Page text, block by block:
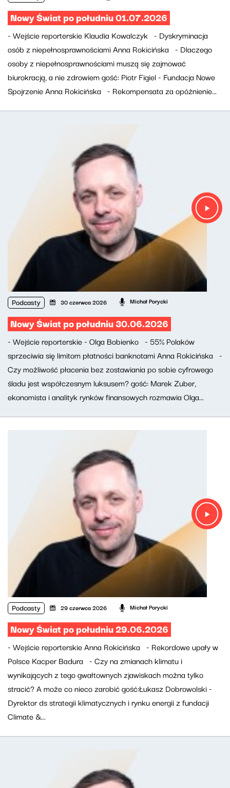
Nowy Świat po południu 01.07.2026
- Wejście reporterskie Klaudia Kowalczyk - Dyskryminacja
osób z niepełnosprawnościami Anna Rokicińska - Dlaczego
osoby z niepełnosprawnościami muszą się zajmować
biurokracją, a nie zdrowiem gość: Piotr Figiel - Fundacja Nowe
Spojrzenie Anna Rokicińska - Rekompensata za opóźnienie...
Podcasty 30 czerwca 2026 Michał Porycki
Nowy Świat po południu 30.06.2026
- Wejście reporterskie - Olga Bobienko - 55% Polaków
sprzeciwia się limitom płatności banknotami Anna Rokicińska -
Czy możliwość płacenia bez zostawiania po sobie cyfrowego
śladu jest współczesnym luksusem? gość: Marek Zuber,
ekonomista i analityk rynków finansowych rozmawia Olga...
Podcasty 29 czerwca 2026 Michał Porycki
Nowy Świat po południu 29.06.2026
- Wejście reporterskie Anna Rokicińska - Rekordowe upały w
Polsce Kacper Badura - Czy na zmianach klimatu i
wynikających z tego gwałtownych zjawiskach można tylko
stracić? A może co nieco zarobić gość:Łukasz Dobrowolski -
Dyrektor ds strategii klimatycznych i rynku energii z fundacji
Climate &...